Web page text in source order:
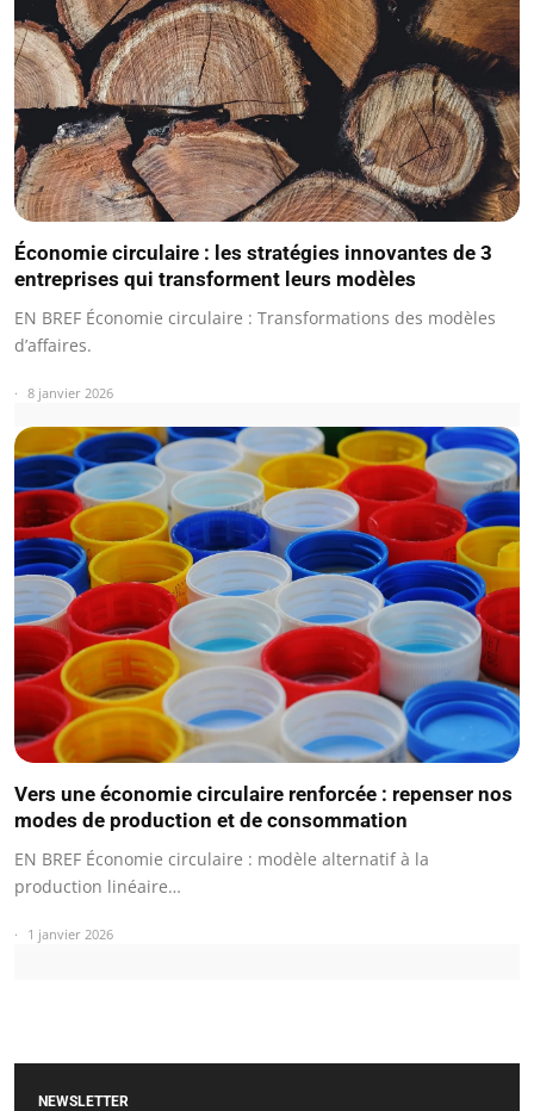
Économie circulaire : les stratégies innovantes de 3
entreprises qui transforment leurs modèles
EN BREF Économie circulaire : Transformations des modèles
d’affaires.
8 janvier 2026
Vers une économie circulaire renforcée : repenser nos
modes de production et de consommation
EN BREF Économie circulaire : modèle alternatif à la
production linéaire…
1 janvier 2026
NEWSLETTER